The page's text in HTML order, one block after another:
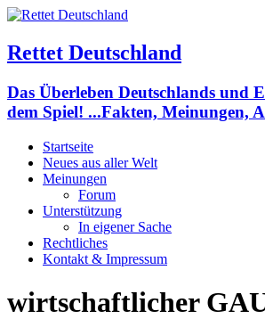
Rettet Deutschland
Das Überleben Deutschlands und
dem Spiel! ...Fakten, Meinungen,
Startseite
Neues aus aller Welt
Meinungen
Forum
Unterstützung
In eigener Sache
Rechtliches
Kontakt & Impressum
wirtschaftlicher